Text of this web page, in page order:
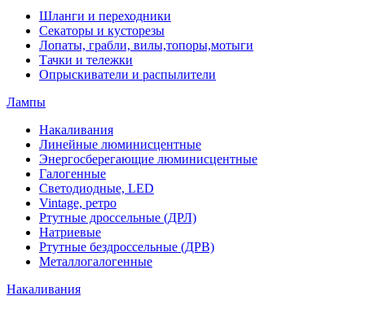
Шланги и переходники
Секаторы и кусторезы
Лопаты, грабли, вилы,топоры,мотыги
Тачки и тележки
Опрыскиватели и распылители
Лампы
Накаливания
Линейные люминисцентные
Энергосберегающие люминисцентные
Галогенные
Светодиодные, LED
Vintage, ретро
Ртутные дроссельные (ДРЛ)
Натриевые
Ртутные бездроссельные (ДРВ)
Металлогалогенные
Накаливания